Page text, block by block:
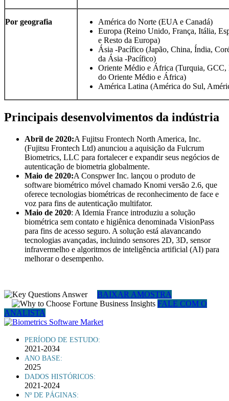
Por geografia
América do Norte (EUA e Canadá)
Europa (Reino Unido, França, Itália,
e Resto da Europa)
Ásia -Pacífico (Japão, China, Índia,
da Ásia -Pacífico)
Oriente Médio e África (Turquia,
do Oriente Médio e África)
América Latina (América do Sul,
Principais desenvolvimentos da indústria
Abril de 2020:A Fujitsu Frontech North America, Inc.
(Fujitsu Frontech Ltd) anunciou a aquisição da Fulcrum
Biometrics, LLC para fortalecer e expandir seus negócios de
autenticação de biometria globalmente.
Maio de 2020:A Conspwer Inc. lançou o produto de
software biométrico móvel chamado Knomi versão 2.6, que
oferece tecnologias biométricas de reconhecimento de face e
voz para fins de autenticação multifator.
Maio de 2020: A Idemia France introduziu a solução
biométrica sem contato e higiênica denominada VisionPass
para fins de acesso seguro. A solução está alavancando
tecnologias avançadas, incluindo sensores 2D, 3D, sensor
infravermelho e algoritmos de inteligência artificial (AI) para
melhorar o desempenho.
BAIXAR AMOSTRA
FALE COM O
ANALISTA
PERÍODO DE ESTUDO:
2021-2034
ANO BASE:
2025
DADOS HISTÓRICOS:
2021-2024
Nº DE PÁGINAS: